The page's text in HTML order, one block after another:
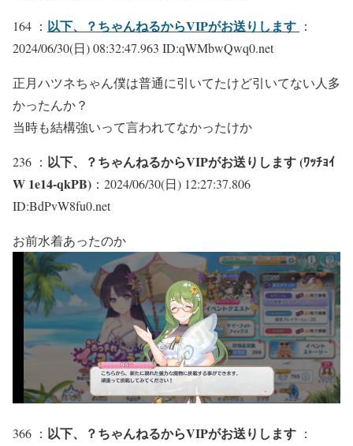
164 ： 以下、？ちゃんねるからVIPがお送りします ：
2024/06/30(日) 08:32:47.963 ID:qWMbwQwq0.net
正月ハツネちゃん僕は普通に引いてたけど引いてない人多
かったんか？
当時も結構強いって言われてなかったけか
236 ： 以下、？ちゃんねるからVIPがお送りします (ﾜｯﾁｮｲ
W 1e14-qkPB) ：2024/06/30(日) 12:27:37.806
ID:BdPvW8fu0.net
お前水着あったのか
366 ： 以下、？ちゃんねるからVIPがお送りします ：